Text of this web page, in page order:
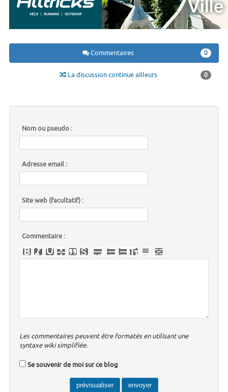
Commentaires 0
La discussion continue ailleurs 0
Nom ou pseudo :
Adresse email :
Site web (facultatif) :
Commentaire :
Les commentaires peuvent être formatés en utilisant une
syntaxe wiki simplifiée.
Se souvenir de moi sur ce blog